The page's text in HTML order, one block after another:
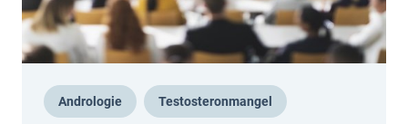
Andrologie Testosteronmangel